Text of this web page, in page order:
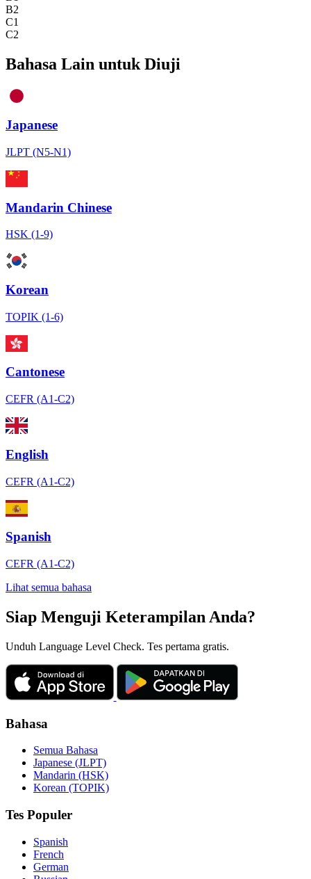
B2
C1
C2
Bahasa Lain untuk Diuji
Japanese
JLPT (N5-N1)
Mandarin Chinese
HSK (1-9)
Korean
TOPIK (1-6)
Cantonese
CEFR (A1-C2)
English
CEFR (A1-C2)
Spanish
CEFR (A1-C2)
Lihat semua bahasa
Siap Menguji Keterampilan Anda?
Unduh Language Level Check. Tes pertama gratis.
Bahasa
Semua Bahasa
Japanese (JLPT)
Mandarin (HSK)
Korean (TOPIK)
Tes Populer
Spanish
French
German